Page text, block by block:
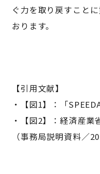
ぐ力を取り戻すこと
おります。
【引用文献】
・【図1】：「SPEEDA
・【図2】：経済産業
（事務局説明資料／